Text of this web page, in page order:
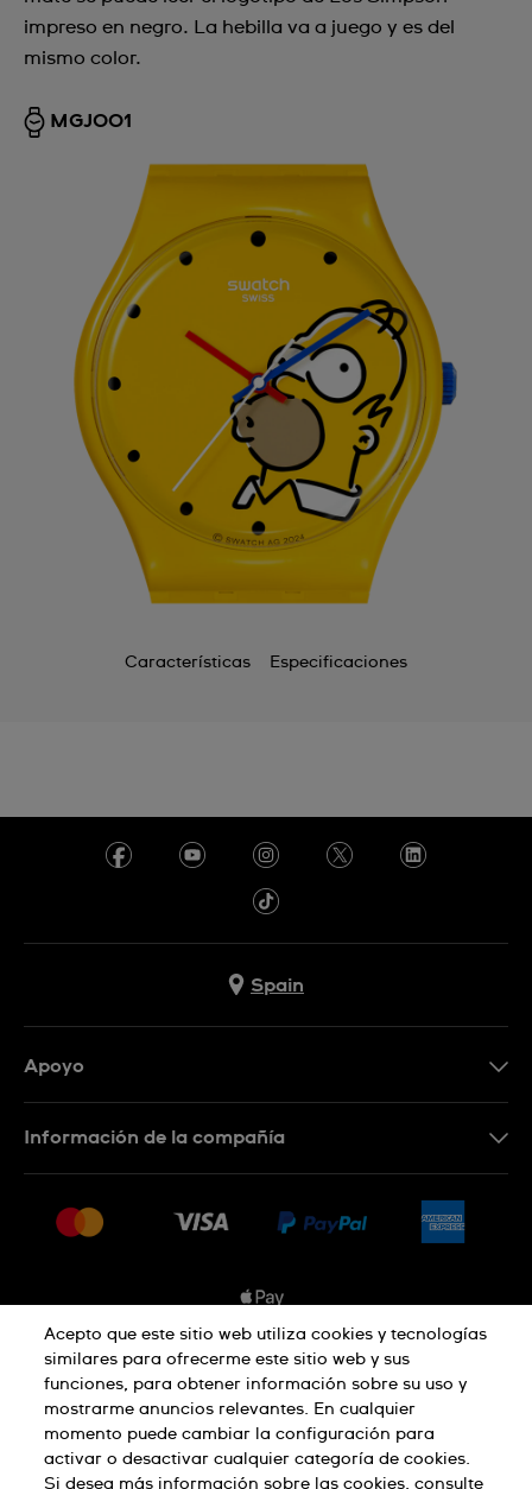
impreso en negro. La hebilla va a juego y es del
mismo color.
MGJ001
Características Especificaciones
Spain
Apoyo
Devoluciones
Sistema de información
Desistimiento del contrato
Información de la compañía
Empleo
Aviso de privacidad Aviso sobre cookies
Términos de uso
Acepto que este sitio web utiliza cookies y tecnologías
similares para ofrecerme este sitio web y sus
funciones, para obtener información sobre su uso y
mostrarme anuncios relevantes. En cualquier
momento puede cambiar la configuración para
activar o desactivar cualquier categoría de cookies.
Si desea más información sobre las cookies, consulte